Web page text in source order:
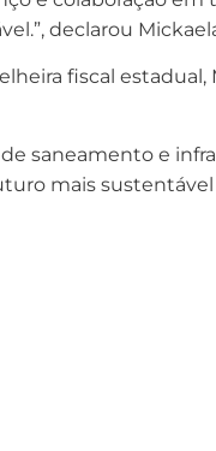
declarou
fiscal estadual,
saneamento e
mais sustentável